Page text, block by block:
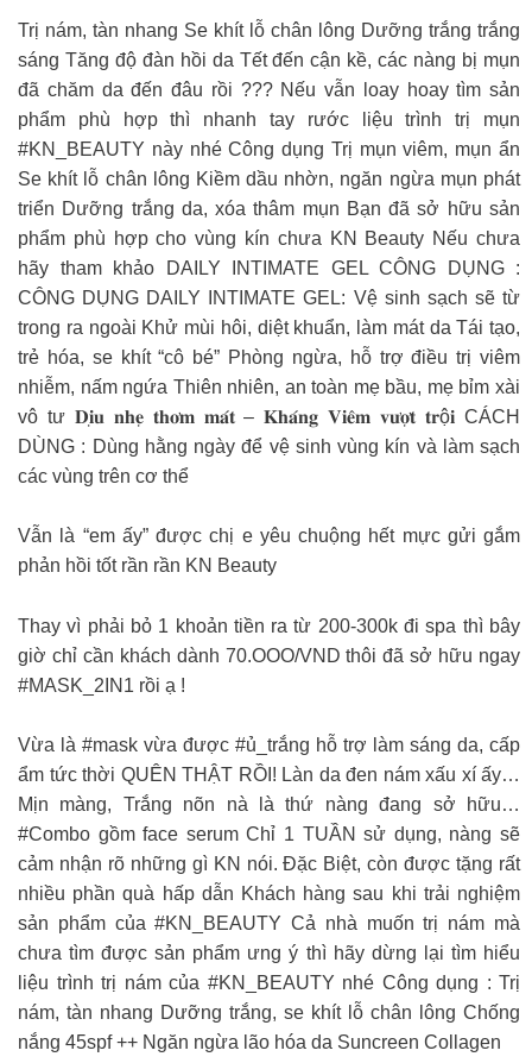
Trị nám, tàn nhang Se khít lỗ chân lông Dưỡng trắng trắng
sáng Tăng độ đàn hồi da Tết đến cận kề, các nàng bị mụn
đã chăm da đến đâu rồi ??? Nếu vẫn loay hoay tìm sản
phẩm phù hợp thì nhanh tay rước liệu trình trị mụn
#KN_BEAUTY này nhé Công dụng Trị mụn viêm, mụn ẩn
Se khít lỗ chân lông Kiềm dầu nhờn, ngăn ngừa mụn phát
triển Dưỡng trắng da, xóa thâm mụn Bạn đã sở hữu sản
phẩm phù hợp cho vùng kín chưa KN Beauty Nếu chưa
hãy tham khảo DAILY INTIMATE GEL CÔNG DỤNG :
CÔNG DỤNG DAILY INTIMATE GEL: Vệ sinh sạch sẽ từ
trong ra ngoài Khử mùi hôi, diệt khuẩn, làm mát da Tái tạo,
trẻ hóa, se khít “cô bé” Phòng ngừa, hỗ trợ điều trị viêm
nhiễm, nấm ngứa Thiên nhiên, an toàn mẹ bầu, mẹ bỉm xài
vô tư 𝐃𝐢̣𝐮 𝐧𝐡𝐞̣ 𝐭𝐡𝐨̛𝐦 𝐦𝐚́𝐭 – 𝐊𝐡𝐚́𝐧𝐠 𝐕𝐢𝐞̂𝐦 𝐯𝐮̛𝐨̛̣𝐭 𝐭𝐫ộ𝐢 CÁCH
DÙNG : Dùng hằng ngày để vệ sinh vùng kín và làm sạch
các vùng trên cơ thể
Vẫn là “em ấy” được chị e yêu chuộng hết mực gửi gắm
phản hồi tốt rần rần KN Beauty
Thay vì phải bỏ 1 khoản tiền ra từ 200-300k đi spa thì bây
giờ chỉ cần khách dành 70.OOO/VND thôi đã sở hữu ngay
#MASK_2IN1 rồi ạ !
Vừa là #mask vừa được #ủ_trắng hỗ trợ làm sáng da, cấp
ẩm tức thời QUÊN THẬT RỒI! Làn da đen nám xấu xí ấy…
Mịn màng, Trắng nõn nà là thứ nàng đang sở hữu…
#Combo gồm face serum Chỉ 1 TUẦN sử dụng, nàng sẽ
cảm nhận rõ những gì KN nói. Đặc Biệt, còn được tặng rất
nhiều phần quà hấp dẫn Khách hàng sau khi trải nghiệm
sản phẩm của #KN_BEAUTY Cả nhà muốn trị nám mà
chưa tìm được sản phẩm ưng ý thì hãy dừng lại tìm hiểu
liệu trình trị nám của #KN_BEAUTY nhé Công dụng : Trị
nám, tàn nhang Dưỡng trắng, se khít lỗ chân lông Chống
nắng 45spf ++ Ngăn ngừa lão hóa da Suncreen Collagen